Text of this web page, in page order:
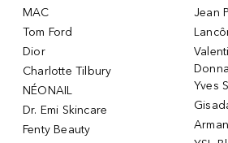
MAC
Tom Ford
Dior
Charlotte Tilbury
NÉONAIL
Dr. Emi Skincare
Fenty Beauty
Jean
Donna
Yves